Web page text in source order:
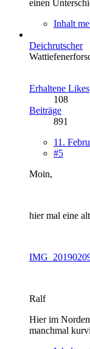
einen
Inhalt
Deichrutscher
Erhaltene Likes
108
Beiträge
891
11.
#5
Moin,
hier mal eine
Ralf
Hier im
manchmal